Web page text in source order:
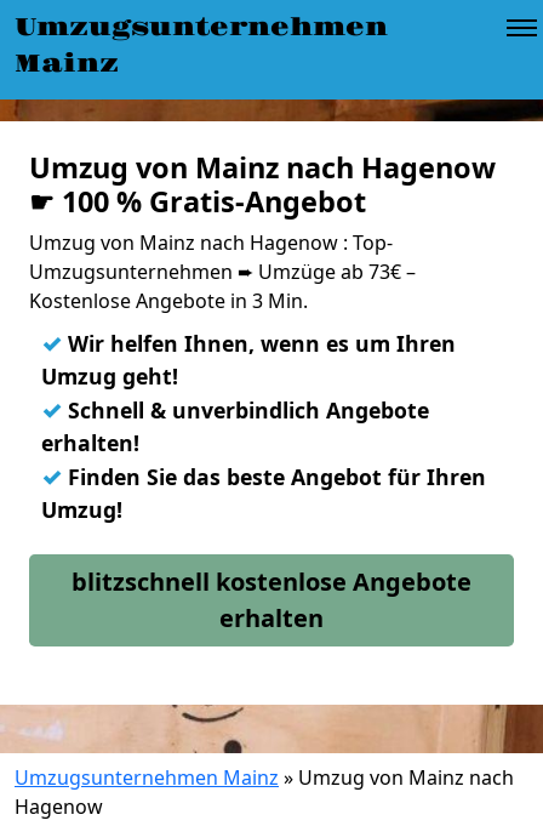
Umzugsunternehmen
Mainz
Umzug von Mainz nach Hagenow
☛ 100 % Gratis-Angebot
Umzug von Mainz nach Hagenow : Top-
Umzugsunternehmen ➨ Umzüge ab 73€ –
Kostenlose Angebote in 3 Min.
✓ Wir helfen Ihnen, wenn es um Ihren
Umzug geht!
✓ Schnell & unverbindlich Angebote
erhalten!
✓ Finden Sie das beste Angebot für Ihren
Umzug!
blitzschnell kostenlose Angebote
erhalten
Umzugsunternehmen Mainz » Umzug von Mainz nach
Hagenow